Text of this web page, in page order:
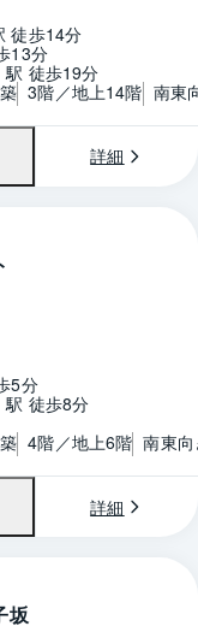
徒歩14分
13分
駅 徒歩19分
3階／地上14階 南東
詳細
間取り
5分
駅 徒歩8分
4階／地上6階 南東
詳細
間取り
坂